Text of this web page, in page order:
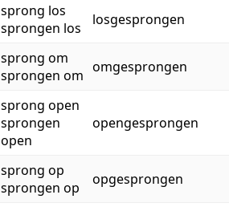
sprong los
sprongen los
losgesprongen
sprong om
sprongen om omgesprongen
sprong open
sprongen
open
opengesprongen
sprong op
sprongen op
opgesprongen